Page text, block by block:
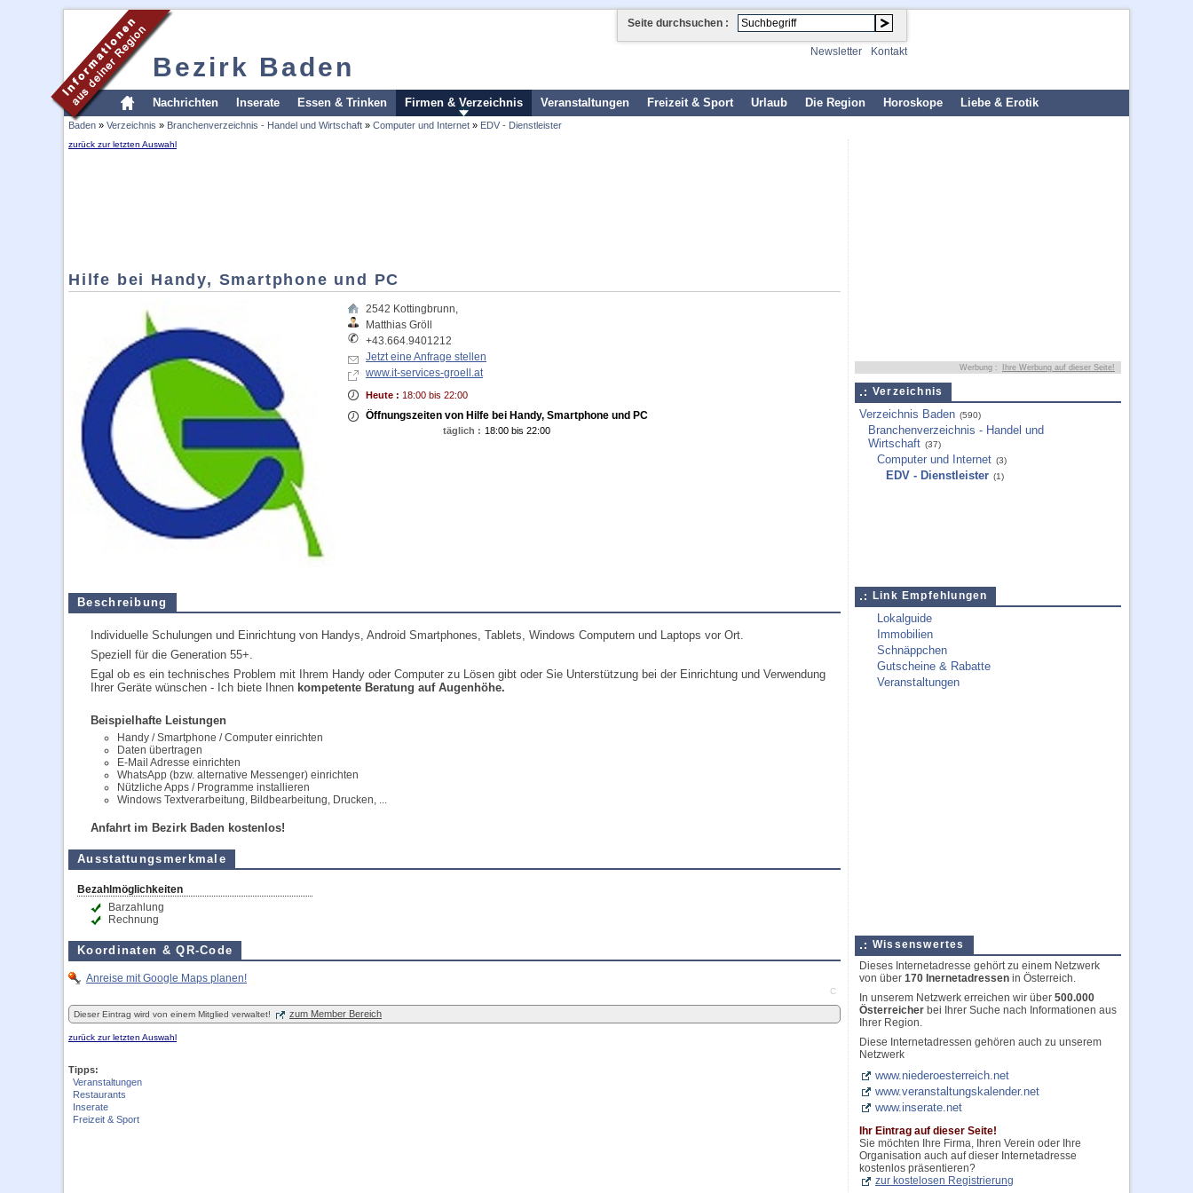
Bezirk Baden
Seite durchsuchen :
Newsletter Kontakt
Nachrichten Inserate Essen & Trinken Firmen & Verzeichnis Veranstaltungen Freizeit & Sport Urlaub Die Region Horoskope Liebe & Erotik
Baden » Verzeichnis » Branchenverzeichnis - Handel und Wirtschaft » Computer und Internet » EDV - Dienstleister
zurück zur letzten Auswahl
Hilfe bei Handy, Smartphone und PC
2542 Kottingbrunn,
Matthias Gröll
+43.664.9401212
Jetzt eine Anfrage stellen
www.it-services-groell.at
Heute : 18:00 bis 22:00
Öffnungszeiten von Hilfe bei Handy, Smartphone und PC
täglich : 18:00 bis 22:00
Beschreibung
Individuelle Schulungen und Einrichtung von Handys, Android Smartphones, Tablets, Windows Computern und Laptops vor Ort.
Speziell für die Generation 55+.
Egal ob es ein technisches Problem mit Ihrem Handy oder Computer zu Lösen gibt oder Sie Unterstützung bei der Einrichtung und Verwendung
Ihrer Geräte wünschen - Ich biete Ihnen kompetente Beratung auf Augenhöhe.
Beispielhafte Leistungen
Handy / Smartphone / Computer einrichten
Daten übertragen
E-Mail Adresse einrichten
WhatsApp (bzw. alternative Messenger) einrichten
Nützliche Apps / Programme installieren
Windows Textverarbeitung, Bildbearbeitung, Drucken, ...
Anfahrt im Bezirk Baden kostenlos!
Ausstattungsmerkmale
Bezahlmöglichkeiten
Barzahlung
Rechnung
Koordinaten & QR-Code
Anreise mit Google Maps planen!
C
Dieser Eintrag wird von einem Mitglied verwaltet! zum Member Bereich
zurück zur letzten Auswahl
Tipps:
Veranstaltungen
Restaurants
Inserate
Freizeit & Sport
Werbung : Ihre Werbung auf dieser Seite!
Verzeichnis
Verzeichnis Baden (590)
Branchenverzeichnis - Handel und
Wirtschaft (37)
Computer und Internet (3)
EDV - Dienstleister (1)
Link Empfehlungen
Lokalguide
Immobilien
Schnäppchen
Gutscheine & Rabatte
Veranstaltungen
Wissenswertes
Dieses Internetadresse gehört zu einem Netzwerk
von über 170 Inernetadressen in Österreich.
In unserem Netzwerk erreichen wir über 500.000
Österreicher bei Ihrer Suche nach Informationen aus
Ihrer Region.
Diese Internetadressen gehören auch zu unserem
Netzwerk
www.niederoesterreich.net
www.veranstaltungskalender.net
www.inserate.net
Ihr Eintrag auf dieser Seite!
Sie möchten Ihre Firma, Ihren Verein oder Ihre
Organisation auch auf dieser Internetadresse
kostenlos präsentieren?
zur kostelosen Registrierung